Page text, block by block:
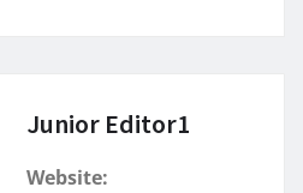
Junior Editor1
Website: